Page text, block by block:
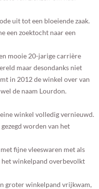
uit tot een bloeiende zaak.
een zoektocht naar een
mooie 20-jarige carrière
maar desondanks niet
in 2012 de winkel over van
de naam Lourdon.
winkel volledig vernieuwd.
worden van het
fijne vleeswaren met als
winkelpand overbevolkt
groter winkelpand vrijkwam,